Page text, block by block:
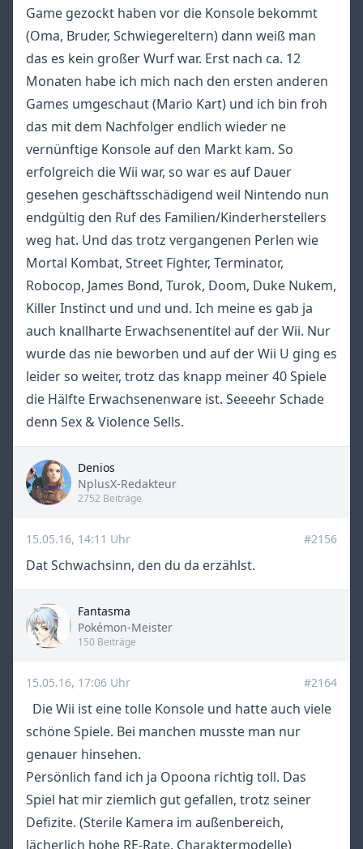
Game gezockt haben vor die Konsole bekommt
(Oma, Bruder, Schwiegereltern) dann weiß man
das es kein großer Wurf war. Erst nach ca. 12
Monaten habe ich mich nach den ersten anderen
Games umgeschaut (Mario Kart) und ich bin froh
das mit dem Nachfolger endlich wieder ne
vernünftige Konsole auf den Markt kam. So
erfolgreich die Wii war, so war es auf Dauer
gesehen geschäftsschädigend weil Nintendo nun
endgültig den Ruf des Familien/Kinderherstellers
weg hat. Und das trotz vergangenen Perlen wie
Mortal Kombat, Street Fighter, Terminator,
Robocop, James Bond, Turok, Doom, Duke Nukem,
Killer Instinct und und und. Ich meine es gab ja
auch knallharte Erwachsenentitel auf der Wii. Nur
wurde das nie beworben und auf der Wii U ging es
leider so weiter, trotz das knapp meiner 40 Spiele
die Hälfte Erwachsenenware ist. Seeeehr Schade
denn Sex & Violence Sells.
Denios
Title
NplusX-Redakteur
2752 Beiträge
15.05.16, 14:11 Uhr #2156
Dat Schwachsinn, den du da erzählst.
Fantasma
Title
Pokémon-Meister
150 Beiträge
15.05.16, 17:06 Uhr #2164
Die Wii ist eine tolle Konsole und hatte auch viele
schöne Spiele. Bei manchen musste man nur
genauer hinsehen.
Persönlich fand ich ja Opoona richtig toll. Das
Spiel hat mir ziemlich gut gefallen, trotz seiner
Defizite. (Sterile Kamera im außenbereich,
lächerlich hohe RE-Rate, Charaktermodelle)